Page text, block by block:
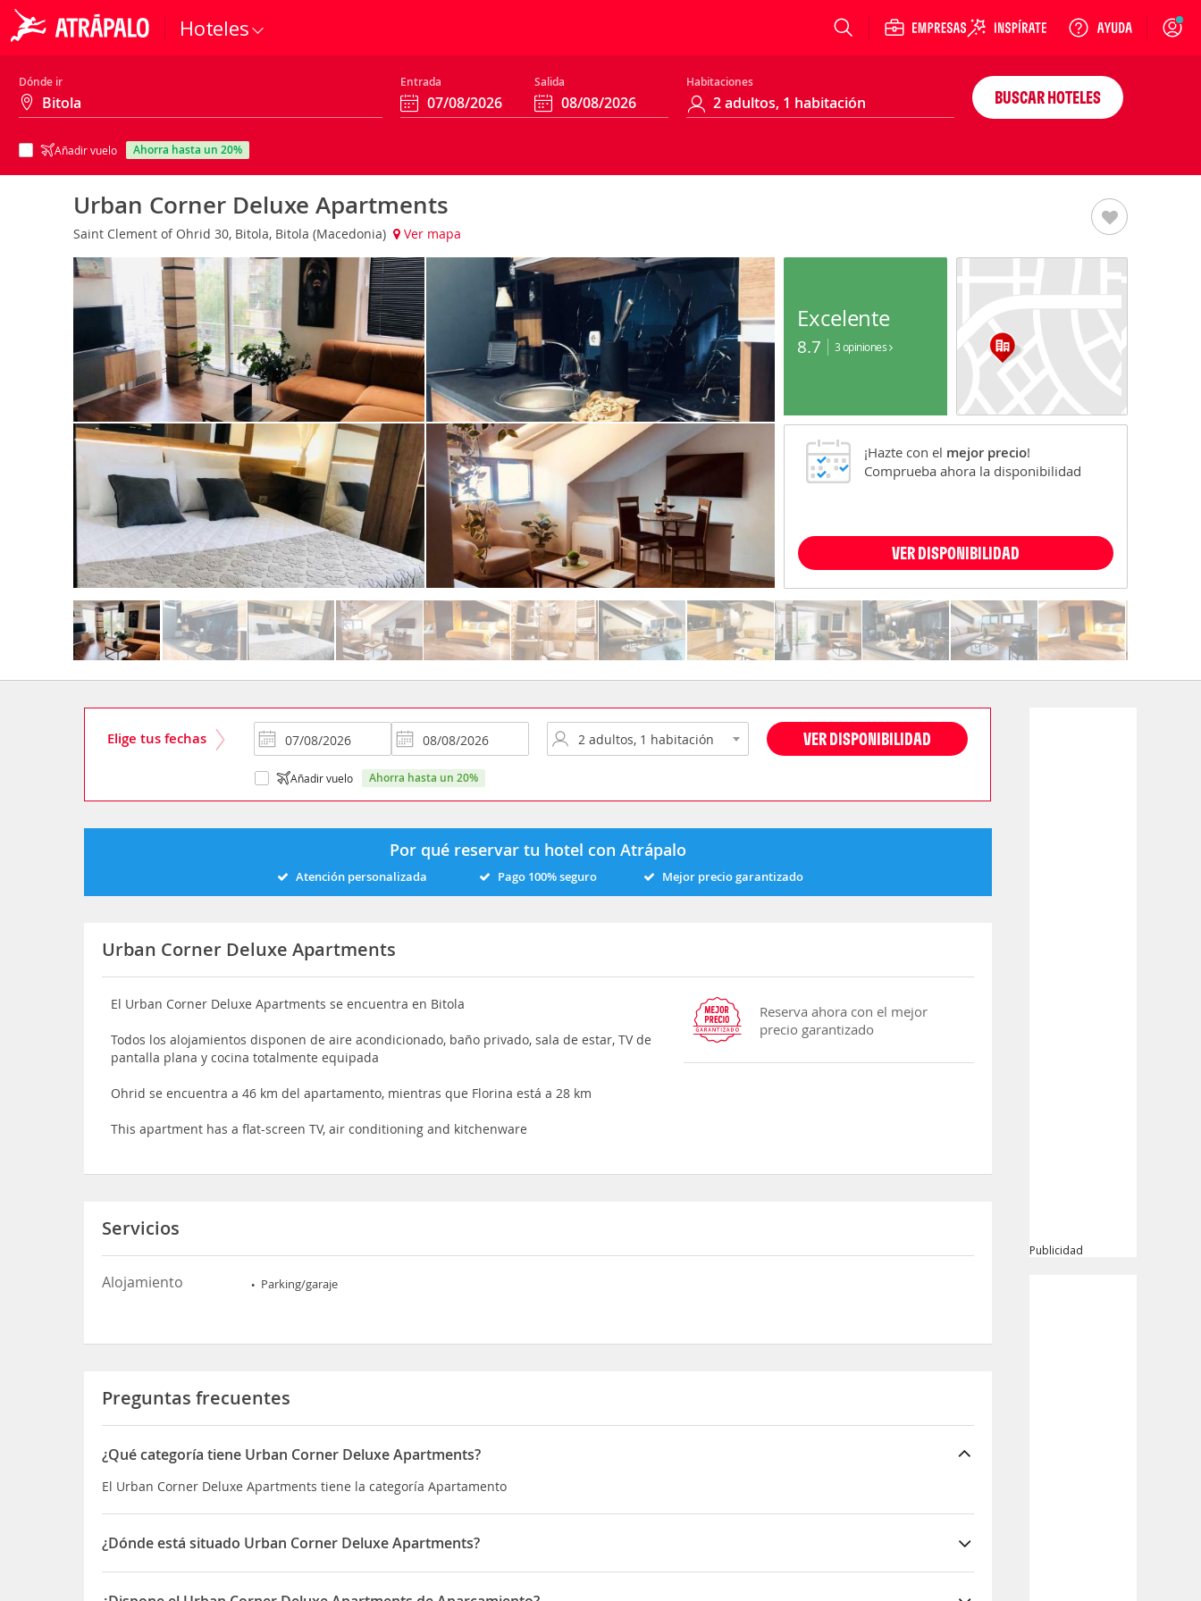
Hoteles Login
Dónde ir Entrada Salida Habitaciones
Añadir vuelo ahorra hasta un 20%
BUSCAR HOTELES
Urban Corner Deluxe Apartments
Saint Clement of Ohrid 30, Bitola, Bitola (Macedonia) Ver mapa
Excelente
8.7 3 opiniones
¡Hazte con el mejor precio!
Comprueba ahora la disponibilidad
VER DISPONIBILIDAD
Elige tus fechas VER DISPONIBILIDAD
Añadir vuelo ahorra hasta un 20%
Por qué reservar tu hotel con Atrápalo
Atención personalizada Pago 100% seguro Mejor precio garantizado
Urban Corner Deluxe Apartments
El Urban Corner Deluxe Apartments se encuentra en Bitola
Todos los alojamientos disponen de aire acondicionado, baño privado, sala de estar, TV de
pantalla plana y cocina totalmente equipada
Ohrid se encuentra a 46 km del apartamento, mientras que Florina está a 28 km
This apartment has a flat-screen TV, air conditioning and kitchenware
Reserva ahora con el mejor
precio garantizado
Servicios
Alojamiento Parking/garaje
Preguntas frecuentes
¿Qué categoría tiene Urban Corner Deluxe Apartments?
El Urban Corner Deluxe Apartments tiene la categoría Apartamento
¿Dónde está situado Urban Corner Deluxe Apartments?
El Urban Corner Deluxe Apartments está situado en Saint Clement of Ohrid 30
Publicidad